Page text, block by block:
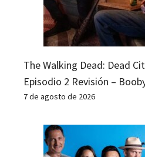
The Walking Dead: Dead
Episodio 2 Revisión –
7 de agosto de 2026